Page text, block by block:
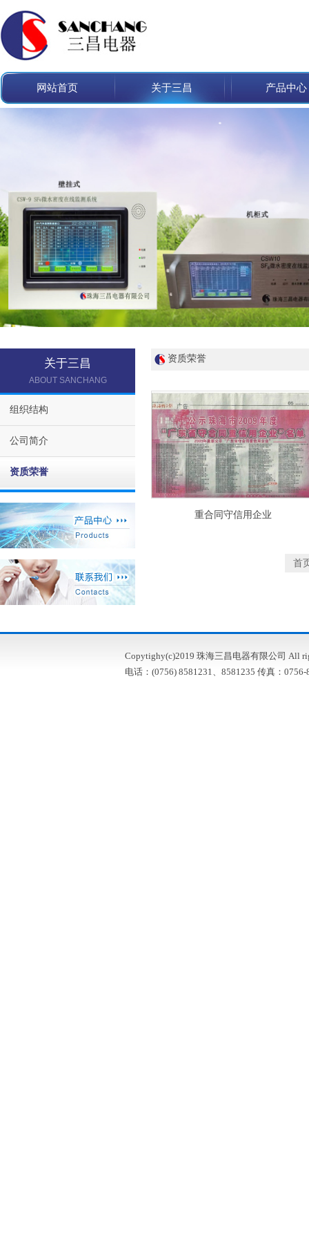
网站首页 关于三昌 产品中心
关于三昌
ABOUT SANCHANG
组织结构
公司简介
资质荣誉
资质荣誉
重合同守信用企业
首
Copytighy(c)2019 珠海三昌电器有限公司 All
电话：(0756) 8581231、8581235 传真：